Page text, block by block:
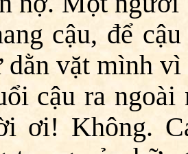
cậu, để
dằn vặt mình
cậu ra
ơi! Không.